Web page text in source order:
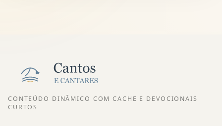
CONTEÚDO DINÂMICO COM CACHE E DEVOCIONAIS
CURTOS